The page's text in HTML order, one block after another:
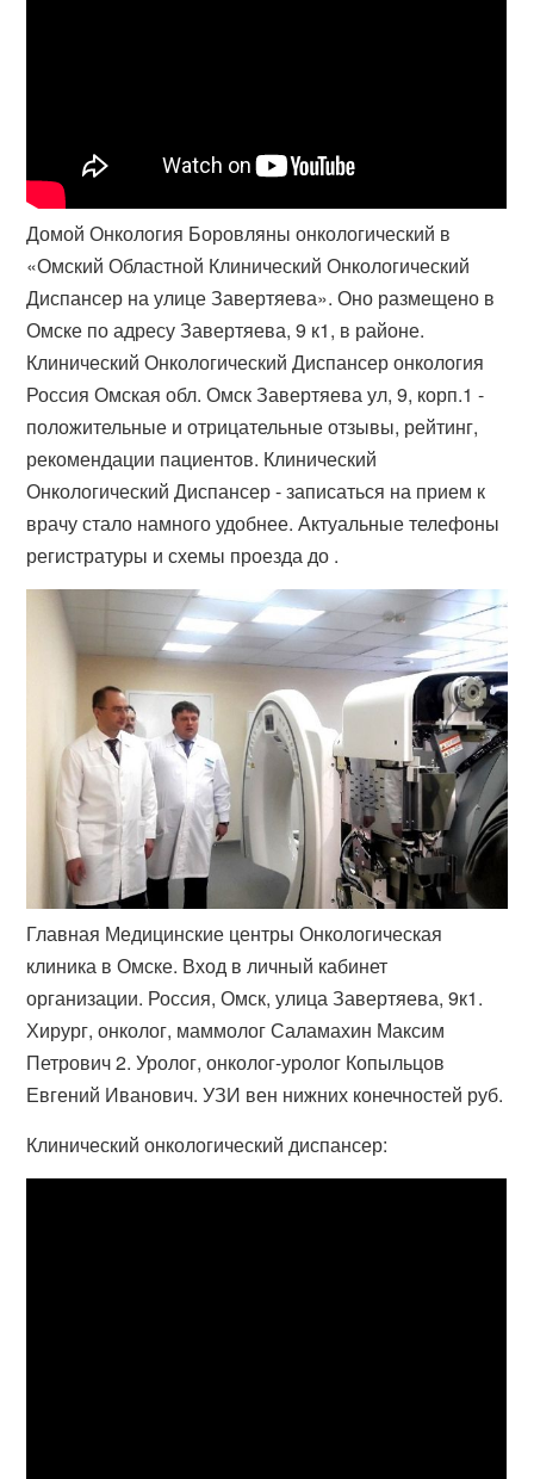
Домой Онкология Боровляны онкологический в
«Омский Областной Клинический Онкологический
Диспансер на улице Завертяева». Оно размещено в
Омске по адресу Завертяева, 9 к1, в районе.
Клинический Онкологический Диспансер онкология
Россия Омская обл. Омск Завертяева ул, 9, корп.1 -
положительные и отрицательные отзывы, рейтинг,
рекомендации пациентов. Клинический
Онкологический Диспансер - записаться на прием к
врачу стало намного удобнее. Актуальные телефоны
регистратуры и схемы проезда до .
Главная Медицинские центры Онкологическая
клиника в Омске. Вход в личный кабинет
организации. Россия, Омск, улица Завертяева, 9к1.
Хирург, онколог, маммолог Саламахин Максим
Петрович 2. Уролог, онколог-уролог Копыльцов
Евгений Иванович. УЗИ вен нижних конечностей руб.
Клинический онкологический диспансер: